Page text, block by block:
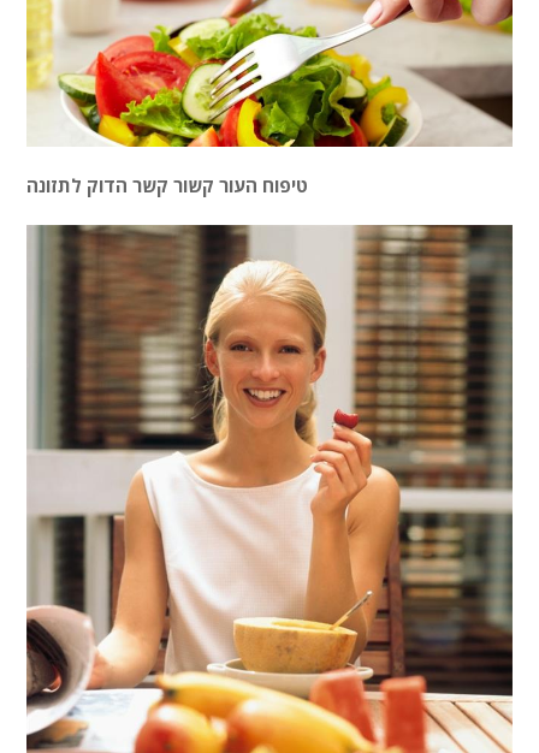
טיפוח העור קשור קשר הדוק לתזונה